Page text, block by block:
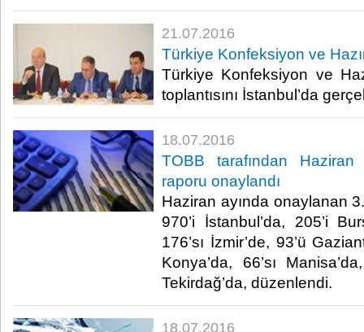
21.07.2016
Türkiye Konfeksiyon ve
Türkiye Konfeksiyon ve
toplantısını İstanbul’da
18.07.2016
TOBB tarafından
raporu onaylandı
Haziran ayında onaylanan
970’i İstanbul’da, 205’i
176’sı İzmir’de, 93’ü
Konya’da, 66’sı
Tekirdağ’da, düzenlendi.​
18.07.2016